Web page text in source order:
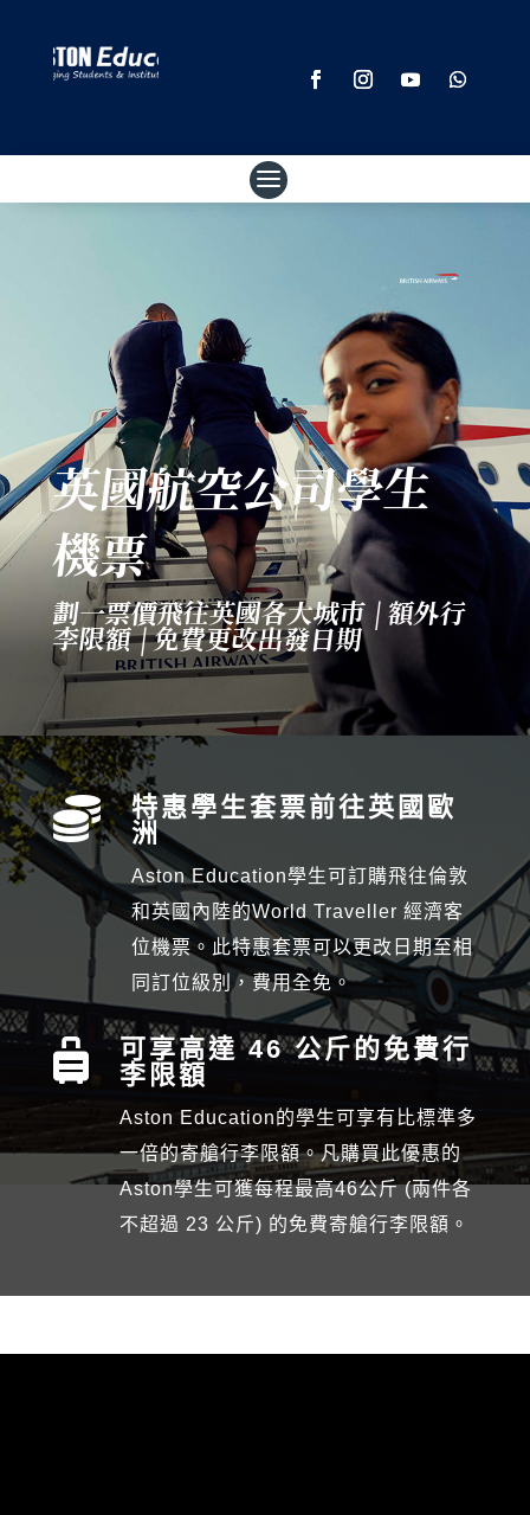
英國航空公司學生
機票
劃一票價飛往英國各大城市 | 額外行
李限額| 免費更改出發日期

特惠學生套票前往英國歐
洲
Aston Education學生可訂購飛往倫敦
和英國內陸的World Traveller 經濟客
位機票。此特惠套票可以更改日期至相
同訂位級別，費用全免。

可享高達 46 公斤的免費行
李限額
Aston Education的學生可享有比標準多
一倍的寄艙行李限額。凡購買此優惠的
Aston學生可獲每程最高46公斤 (兩件各
不超過 23 公斤) 的免費寄艙行李限額。